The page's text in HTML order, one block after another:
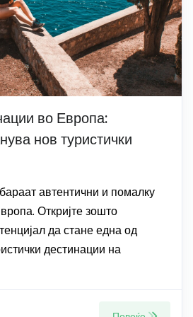
во Европа:
нов туристички
автентични и помалку
Откријте зошто
да стане една од
дестинации на